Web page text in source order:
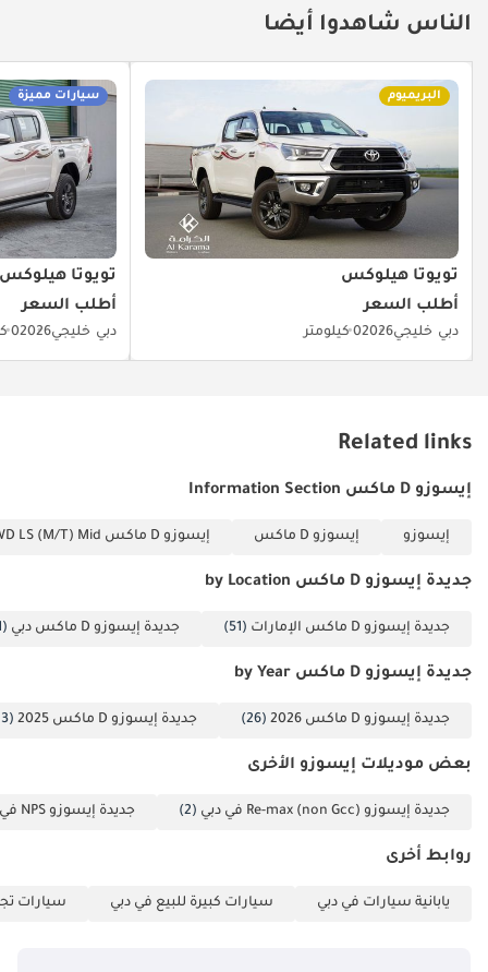
الناس شاهدوا أيضا
البريميوم
تويوتا هيلوكس
أطلب السعر
دبي خليجي20260 كيلومتر
سيارات مميزة
تويوتا هيلوكس
أطلب السعر
دبي خليجي20260 كيلومتر
Related links
إيسوزو D ماكس Information Section
إيسوزو إيسوزو D ماكس إيسوزو D ماكس 3.0L CREW CAB 4WD LS (M/T) Mid
جديدة إيسوزو D ماكس by Location
جديدة إيسوزو D ماكس الإمارات (51) جديدة إيسوزو D ماكس دبي (51)
جديدة إيسوزو D ماكس by Year
جديدة إيسوزو D ماكس 2026 (26) جديدة إيسوزو D ماكس 2025 (13)
بعض موديلات إيسوزو الأخرى
جديدة إيسوزو Re-max (non Gcc) في دبي (2) جديدة إيسوزو NPS في دبي
روابط أخرى
يابانية سيارات في دبي سيارات كبيرة للبيع في دبي سيارات